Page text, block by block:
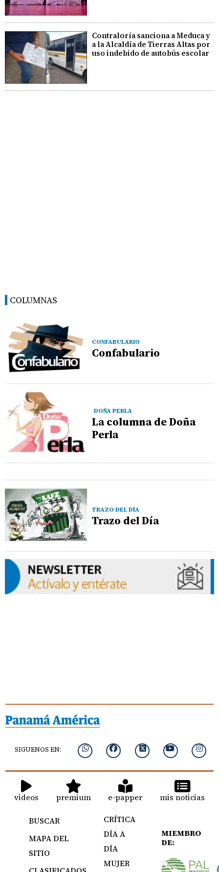
Contraloría sanciona a Meduca y
a la Alcaldía de Tierras Altas por
uso indebido de autobús escolar
COLUMNAS
CONFABULARIO
Confabulario
DOÑA PERLA
La columna de Doña
Perla
TRAZO DEL DÍA
Trazo del Día
SIGUENOS EN:
videos premium e-papper mis noticias
BUSCAR
MAPA DEL
SITIO
CRÍTICA
DÍA A
DÍA
MUJER
MIEMBRO
DE: